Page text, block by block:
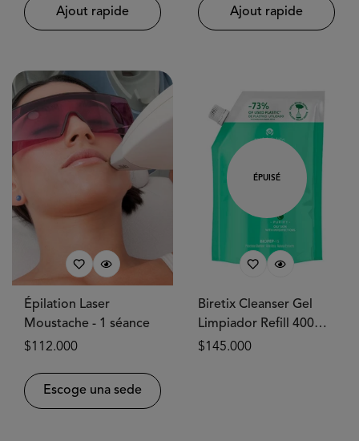
Ajout rapide Ajout rapide
Épilation Laser
Moustache - 1 séance
Prix
habituel
$112.000
Escoge una sede
ÉPUISÉ
Biretix Cleanser Gel
Limpiador Refill 400ml
CANTABRIA®
Prix
$145.000